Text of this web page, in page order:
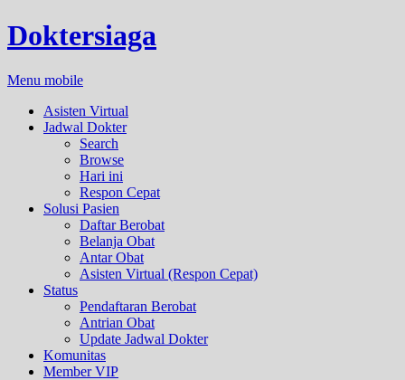
Doktersiaga
Menu mobile
Asisten Virtual
Jadwal Dokter
Search
Browse
Hari ini
Respon Cepat
Solusi Pasien
Daftar Berobat
Belanja Obat
Antar Obat
Asisten Virtual (Respon Cepat)
Status
Pendaftaran Berobat
Antrian Obat
Update Jadwal Dokter
Komunitas
Member VIP